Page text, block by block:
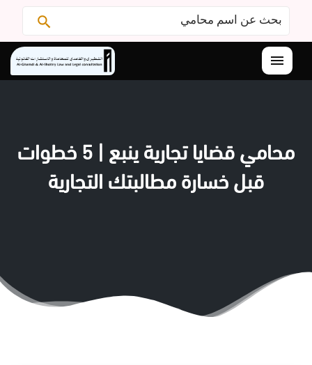
البحث
عن:
القائمة
محامي قضايا تجارية ينبع | 5 خطوات
قبل خسارة مطالبتك التجارية